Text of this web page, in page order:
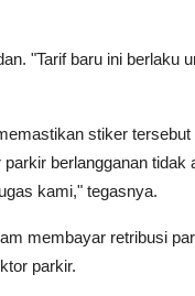
"Tarif baru ini berlaku
stiker tersebut
berlangganan tidak
kami," tegasnya.
membayar retribusi
parkir.